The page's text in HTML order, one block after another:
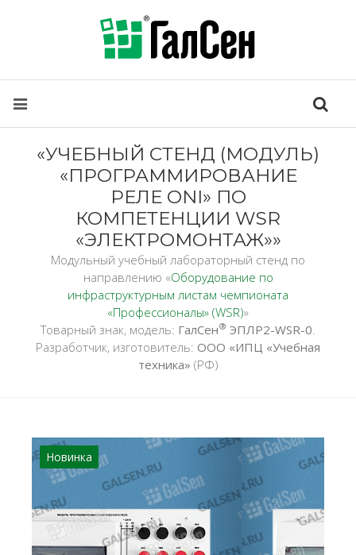
«УЧЕБНЫЙ СТЕНД (МОДУЛЬ)
«ПРОГРАММИРОВАНИЕ
РЕЛЕ ONI» ПО
КОМПЕТЕНЦИИ WSR
«ЭЛЕКТРОМОНТАЖ»»
Модульный учебный лабораторный стенд по
направлению «Оборудование по
инфраструктурным листам чемпионата
«Профессионалы» (WSR)»
Товарный знак, модель: ГалСен® ЭПЛР2-WSR-0.
Разработчик, изготовитель: ООО «ИПЦ «Учебная
техника» (РФ)
Новинка